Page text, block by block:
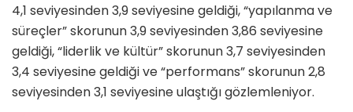
4,1 seviyesinden 3,9 seviyesine geldiği, “yapılanma ve
süreçler” skorunun 3,9 seviyesinden 3,86 seviyesine
geldiği, “liderlik ve kültür” skorunun 3,7 seviyesinden
3,4 seviyesine geldiği ve “performans” skorunun 2,8
seviyesinden 3,1 seviyesine ulaştığı gözlemleniyor.​